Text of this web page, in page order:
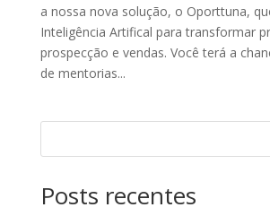
a nossa nova solução, o Oporttuna,
Inteligência Artifical para transformar
prospecção e vendas. Você terá a
de mentorias...
Posts recentes